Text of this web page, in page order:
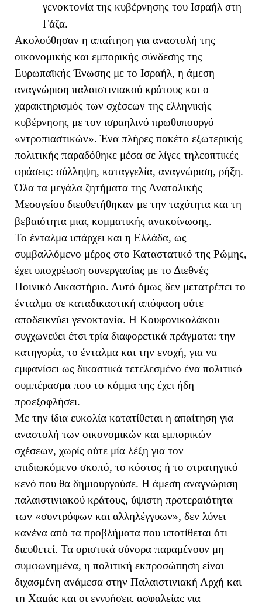
γενοκτονία της κυβέρνησης του Ισραήλ στη
Γάζα.
Ακολούθησαν η απαίτηση για αναστολή της
οικονομικής και εμπορικής σύνδεσης της
Ευρωπαϊκής Ένωσης με το Ισραήλ, η άμεση
αναγνώριση παλαιστινιακού κράτους και ο
χαρακτηρισμός των σχέσεων της ελληνικής
κυβέρνησης με τον ισραηλινό πρωθυπουργό
«ντροπιαστικών». Ένα πλήρες πακέτο εξωτερικής
πολιτικής παραδόθηκε μέσα σε λίγες τηλεοπτικές
φράσεις: σύλληψη, καταγγελία, αναγνώριση, ρήξη.
Όλα τα μεγάλα ζητήματα της Ανατολικής
Μεσογείου διευθετήθηκαν με την ταχύτητα και τη
βεβαιότητα μιας κομματικής ανακοίνωσης.
Το ένταλμα υπάρχει και η Ελλάδα, ως
συμβαλλόμενο μέρος στο Καταστατικό της Ρώμης,
έχει υποχρέωση συνεργασίας με το Διεθνές
Ποινικό Δικαστήριο. Αυτό όμως δεν μετατρέπει το
ένταλμα σε καταδικαστική απόφαση ούτε
αποδεικνύει γενοκτονία. Η Κουφονικολάκου
συγχωνεύει έτσι τρία διαφορετικά πράγματα: την
κατηγορία, το ένταλμα και την ενοχή, για να
εμφανίσει ως δικαστικά τετελεσμένο ένα πολιτικό
συμπέρασμα που το κόμμα της έχει ήδη
προεξοφλήσει.
Με την ίδια ευκολία κατατίθεται η απαίτηση για
αναστολή των οικονομικών και εμπορικών
σχέσεων, χωρίς ούτε μία λέξη για τον
επιδιωκόμενο σκοπό, το κόστος ή το στρατηγικό
κενό που θα δημιουργούσε. Η άμεση αναγνώριση
παλαιστινιακού κράτους, ύψιστη προτεραιότητα
των «συντρόφων και αλληλέγγυων», δεν λύνει
κανένα από τα προβλήματα που υποτίθεται ότι
διευθετεί. Τα οριστικά σύνορα παραμένουν μη
συμφωνημένα, η πολιτική εκπροσώπηση είναι
διχασμένη ανάμεσα στην Παλαιστινιακή Αρχή και
τη Χαμάς και οι εγγυήσεις ασφαλείας για